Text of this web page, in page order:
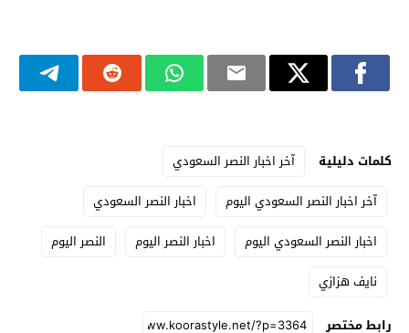
كلمات دليلية
آخر اخبار النصر السعودي
آخر اخبار النصر السعودي اليوم
اخبار النصر السعودي
اخبار النصر السعودي اليوم
اخبار النصر اليوم
النصر اليوم
نايف هزازي
رابط مختصر